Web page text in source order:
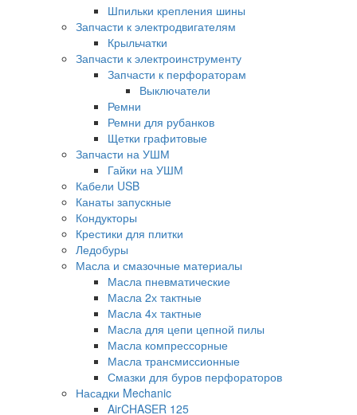
Шпильки крепления шины
Запчасти к электродвигателям
Крыльчатки
Запчасти к электроинструменту
Запчасти к перфораторам
Выключатели
Ремни
Ремни для рубанков
Щетки графитовые
Запчасти на УШМ
Гайки на УШМ
Кабели USB
Канаты запускные
Кондукторы
Крестики для плитки
Ледобуры
Масла и смазочные материалы
Масла пневматические
Масла 2х тактные
Масла 4х тактные
Масла для цепи цепной пилы
Масла компрессорные
Масла трансмиссионные
Смазки для буров перфораторов
Насадки Mechanic
AirCHASER 125